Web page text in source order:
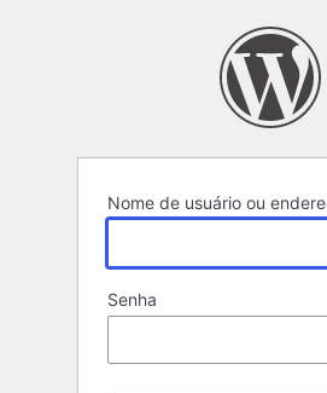
Nome de usuário ou
Senha